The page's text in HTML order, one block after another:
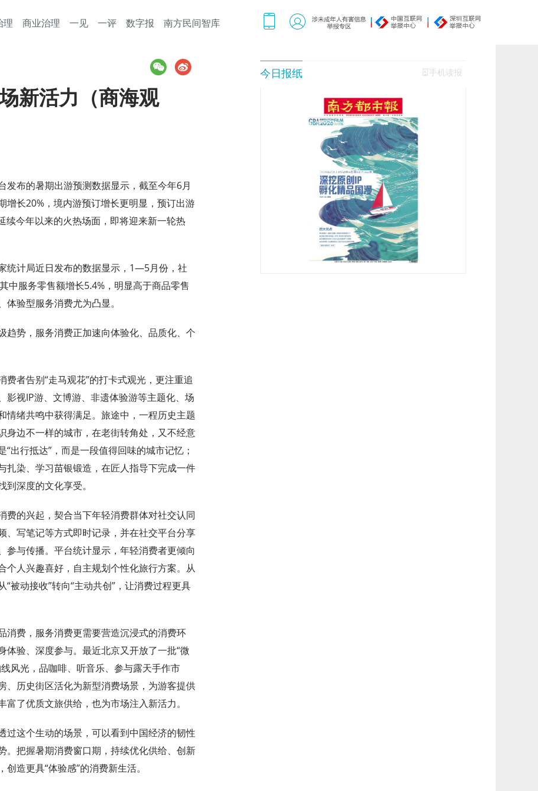
理 商业治理 一见 一评 数字报 南方民间智库
新活力（商海观
布的暑期出游预测数据显示，截至今年6月
增长20%，境内游预订增长更明显，预订出游
续今年以来的火热场面，即将迎来新一轮热
计局近日发布的数据显示，1—5月份，社
中服务零售额增长5.4%，明显高于商品零售
验型服务消费尤为凸显。
势，服务消费正加速向体验化、品质化、个
者告别“走马观花”的打卡式观光，更注重追
视IP游、文博游、非遗体验游等主题化、场
情绪共鸣中获得满足。旅途中，一程历史主题
身边不一样的城市，在老街转角处，又不经意
出行抵达”，而是一段值得回味的城市记忆；
扎染、学习苗银锻造，在匠人指导下完成一件
深度的文化享受。
的兴起，契合当下年轻消费群体对社交认同
、写笔记等方式即时记录，并在社交平台分享
与传播。平台统计显示，年轻消费者更倾向
个人兴趣喜好，自主规划个性化旅行方案。从
被动接收”转向“主动共创”，让消费过程更具
费，服务消费更需要营造沉浸式的消费环
验、深度参与。最近北京又开放了一批“微
风光，品咖啡、听音乐、参与露天手作市
、历史街区活化为新型消费场景，为游客提供
了优质文旅供给，也为市场注入新活力。
这个生动的场景，可以看到中国经济的韧性
。把握暑期消费窗口期，持续优化供给、创新
造更具“体验感”的消费新生活。
今日报纸 手机读报